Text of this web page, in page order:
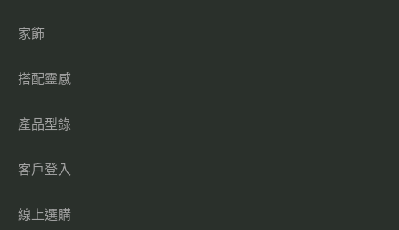
家飾
搭配靈感
產品型錄
客戶登入
線上選購